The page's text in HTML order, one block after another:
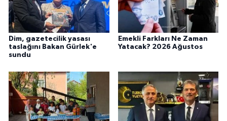
Dim, gazetecilik yasası
taslağını Bakan Gürlek'e
sundu
Emekli Farkları Ne Zaman
Yatacak? 2026 Ağustos